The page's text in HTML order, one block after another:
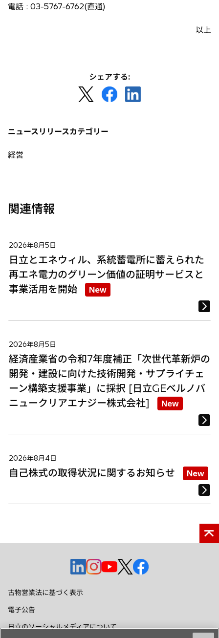
電話 : 03-5767-6762(直通)
以上
シェアする:
し
タ
新
し
ニュースリリースカテゴリー
経営
関連情報
2026年8月5日
日立とエネウィル、系統蓄電所に蓄えられた
再エネ電力のグリーン価値の証明サービスと
事業活用を開始
New
2026年8月5日
経済産業省の令和7年度補正「次世代革新炉の
開発・建設に向けた技術開発・サプライチェ
ーン構築支援事業」に採択 [日立GEベルノバ
ニュークリアエナジー株式会社]
New
2026年8月4日
自己株式の取得状況に関するお知らせ New
新
し
で
新
で
新
し
新
し
新
古物営業法に基づく表示
電子公告
日立のソーシャルメディアについて